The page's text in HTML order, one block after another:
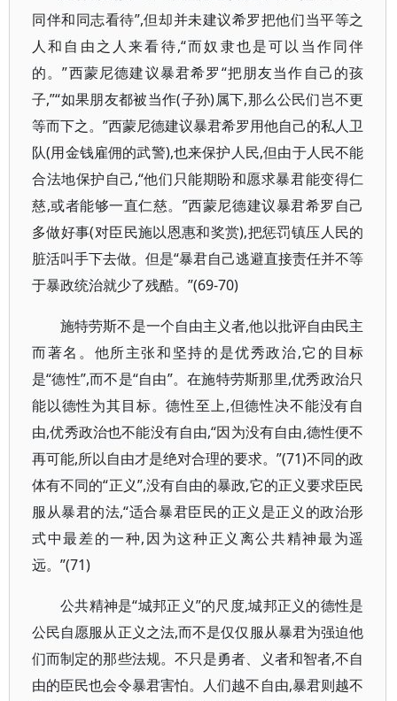
同伴和同志看待”,但却并未建议希罗把他们当平等之
人和自由之人来看待,“而奴隶也是可以当作同伴
的。”西蒙尼德建议暴君希罗“把朋友当作自己的孩
子,”“如果朋友都被当作(子孙)属下,那么公民们岂不更
等而下之。”西蒙尼德建议暴君希罗用他自己的私人卫
队(用金钱雇佣的武警),也来保护人民,但由于人民不能
合法地保护自己,“他们只能期盼和愿求暴君能变得仁
慈,或者能够一直仁慈。”西蒙尼德建议暴君希罗自己
多做好事(对臣民施以恩惠和奖赏),把惩罚镇压人民的
脏活叫手下去做。但是“暴君自己逃避直接责任并不等
于暴政统治就少了残酷。”(69-70)
施特劳斯不是一个自由主义者,他以批评自由民主
而著名。他所主张和坚持的是优秀政治,它的目标
是“德性”,而不是“自由”。在施特劳斯那里,优秀政治只
能以德性为其目标。德性至上,但德性决不能没有自
由,优秀政治也不能没有自由,“因为没有自由,德性便不
再可能,所以自由才是绝对合理的要求。”(71)不同的政
体有不同的“正义”,没有自由的暴政,它的正义要求臣民
服从暴君的法,“适合暴君臣民的正义是正义的政治形
式中最差的一种,因为这种正义离公共精神最为遥
远。”(71)
公共精神是“城邦正义”的尺度,城邦正义的德性是
公民自愿服从正义之法,而不是仅仅服从暴君为强迫他
们而制定的那些法规。不只是勇者、义者和智者,不自
由的臣民也会令暴君害怕。人们越不自由,暴君则越不